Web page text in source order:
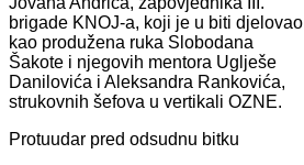
brigade KNOJ-a, koji je u biti djelovao
kao produžena ruka Slobodana
Šakote i njegovih mentora Uglješe
Danilovića i Aleksandra Rankovića,
strukovnih šefova u vertikali OZNE.
Protuudar pred odsudnu bitku